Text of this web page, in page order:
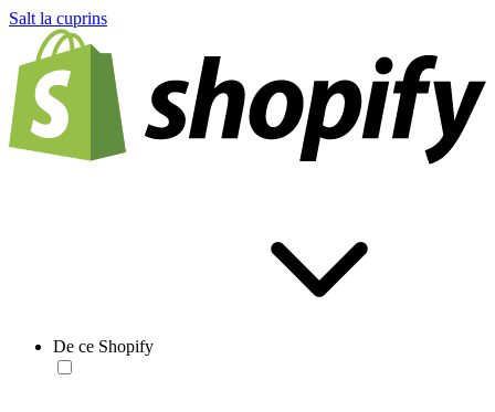
Salt la cuprins
De ce Shopify